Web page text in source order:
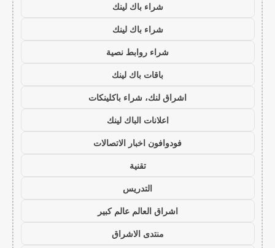
شراء باك لينك
شراء باك لينك
شراء روابط نصية
باقات باك لينك
اشراق لنك، شراء باكلينكات
اعلانات الباك لينك
فودوافون اخبار الاتصالات
تقنية
التدريس
اشراق العالم عالم كبير
منتدى الاشراق